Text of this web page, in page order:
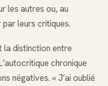
les autres ou, au
leurs critiques.
la distinction entre
chronique
négatives. « J’ai oublié